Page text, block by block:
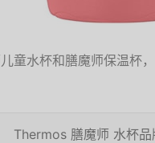
童水杯和膳魔师保温杯
Thermos 膳魔师 水杯品